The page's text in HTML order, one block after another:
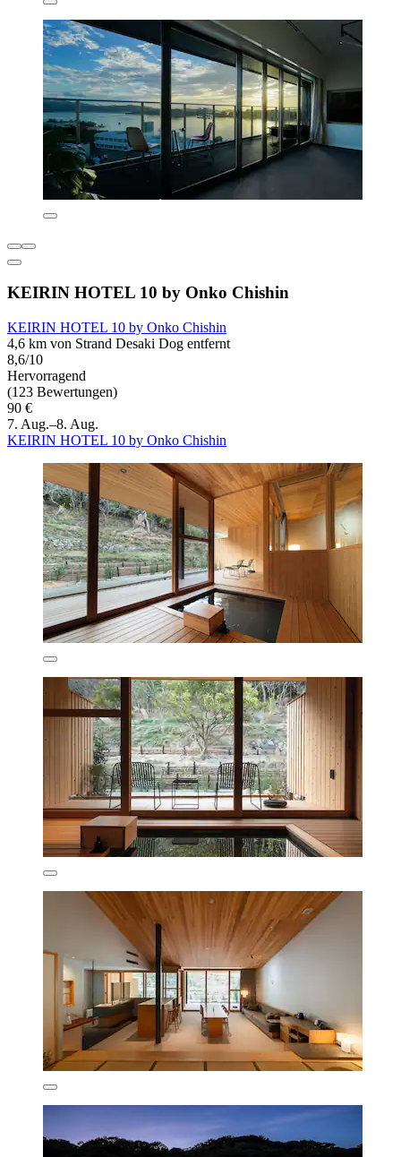
KEIRIN HOTEL 10 by Onko Chishin
KEIRIN HOTEL 10 by Onko Chishin
4,6 km von Strand Desaki Dog entfernt
8,6/10
Hervorragend
(123 Bewertungen)
90 €
7. Aug.–8. Aug.
KEIRIN HOTEL 10 by Onko Chishin